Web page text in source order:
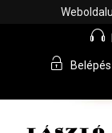
Belépés